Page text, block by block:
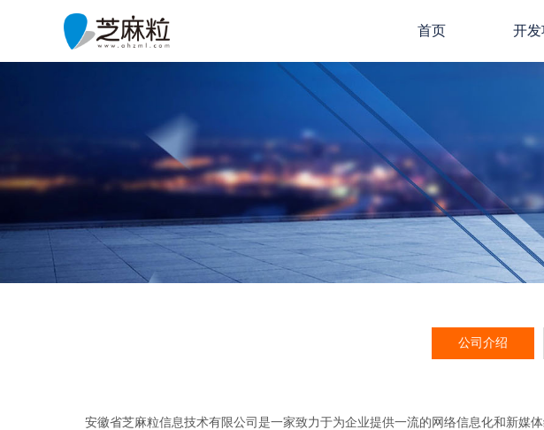
首页 开发
公司介绍
安徽省芝麻粒信息技术有限公司是一家致力于为企业提供一流的网络信息化和新媒体